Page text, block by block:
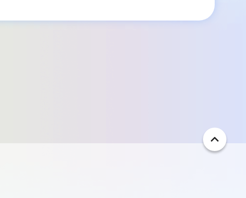
ペ
ー